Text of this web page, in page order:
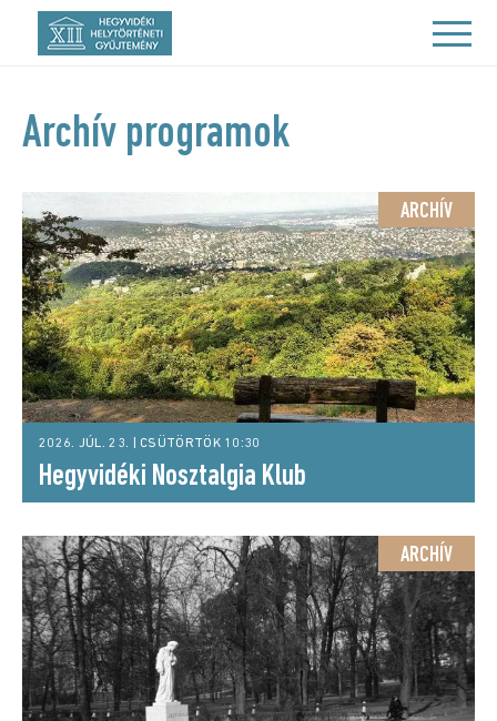
Archív programok
ARCHÍV
2026. JÚL. 23. | CSÜTÖRTÖK 10:30
Hegyvidéki Nosztalgia Klub
ARCHÍV